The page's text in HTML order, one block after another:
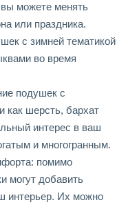
можете менять
или праздника.
с зимней тематикой
во время
подушек с
как шерсть, бархат
интерес в ваш
и многогранным.
помимо
могут добавить
интерьер. Их можно